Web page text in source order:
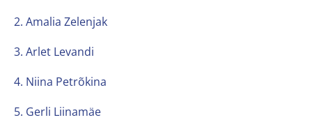
2. Amalia Zelenjak
3. Arlet Levandi
4. Niina Petrõkina
5. Gerli Liinamäe